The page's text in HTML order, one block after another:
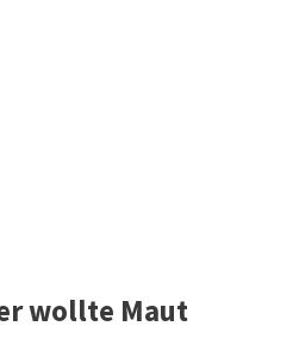
wollte Maut